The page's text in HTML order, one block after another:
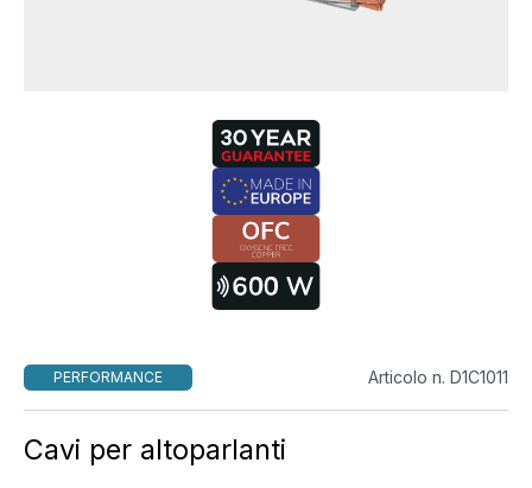
PERFORMANCE Articolo n. D1C1011
Cavi per altoparlanti